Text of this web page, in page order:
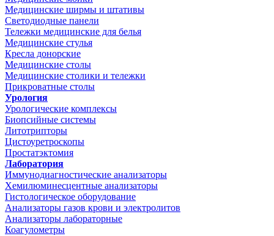
Медицинские ширмы и штативы
Светодиодные панели
Тележки медицинские для белья
Медицинские стулья
Кресла донорские
Медицинские столы
Медицинские столики и тележки
Прикроватные столы
Урология
Урологические комплексы
Биопсийные системы
Литотрипторы
Цистоуретроскопы
Простатэктомия
Лаборатория
Иммунодиагностические анализаторы
Хемилюминесцентные анализаторы
Гистологическое оборудование
Анализаторы газов крови и электролитов
Анализаторы лабораторные
Коагулометры